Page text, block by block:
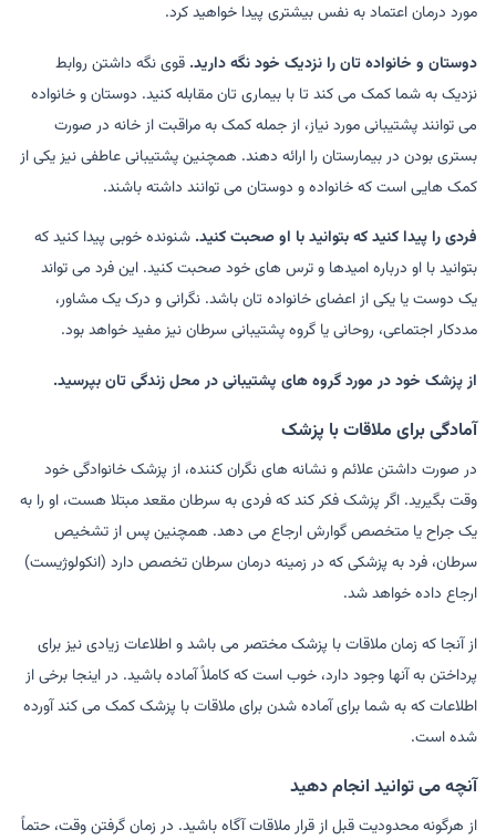
مورد درمان اعتماد به نفس بیشتری پیدا خواهید کرد.
دوستان و خانواده تان را نزدیک خود نگه دارید. قوی نگه داشتن روابط
نزدیک به شما کمک می کند تا با بیماری تان مقابله کنید. دوستان و خانواده
می توانند پشتیبانی مورد نیاز، از جمله کمک به مراقبت از خانه در صورت
بستری بودن در بیمارستان را ارائه دهند. همچنین پشتیبانی عاطفی نیز یکی از
کمک هایی است که خانواده و دوستان می توانند داشته باشند.
فردی را پیدا کنید که بتوانید با او صحبت کنید. شنونده خوبی پیدا کنید که
بتوانید با او درباره امیدها و ترس های خود صحبت کنید. این فرد می تواند
یک دوست یا یکی از اعضای خانواده تان باشد. نگرانی و درک یک مشاور،
مددکار اجتماعی، روحانی یا گروه پشتیبانی سرطان نیز مفید خواهد بود.
از پزشک خود در مورد گروه های پشتیبانی در محل زندگی تان بپرسید.
آمادگی برای ملاقات با پزشک
در صورت داشتن علائم و نشانه های نگران کننده، از پزشک خانوادگی خود
وقت بگیرید. اگر پزشک فکر کند که فردی به سرطان مقعد مبتلا هست، او را به
یک جراح یا متخصص گوارش ارجاع می دهد. همچنین پس از تشخیص
سرطان، فرد به پزشکی که در زمینه درمان سرطان تخصص دارد (انکولوژیست)
ارجاع داده خواهد شد.
از آنجا که زمان ملاقات با پزشک مختصر می باشد و اطلاعات زیادی نیز برای
پرداختن به آنها وجود دارد، خوب است که کاملاً آماده باشید. در اینجا برخی از
اطلاعات که به شما برای آماده شدن برای ملاقات با پزشک کمک می کند آورده
شده است.
آنچه می توانید انجام دهید
از هرگونه محدودیت قبل از قرار ملاقات آگاه باشید. در زمان گرفتن وقت، حتماً